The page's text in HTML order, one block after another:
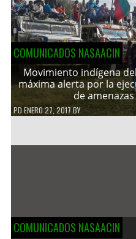
COMUNICADOS NASAACIN
Movimiento indígena
máxima alerta por la
de
PDENERO 27, 2017 BY
COMUNICADOS NASAACIN